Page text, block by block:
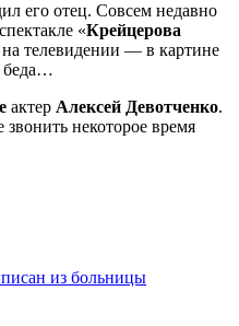
его отец. Совсем недавно
«Крейцерова
телевидении — в картине
беда…
актер Алексей Девотченко.
некоторое время
из больницы